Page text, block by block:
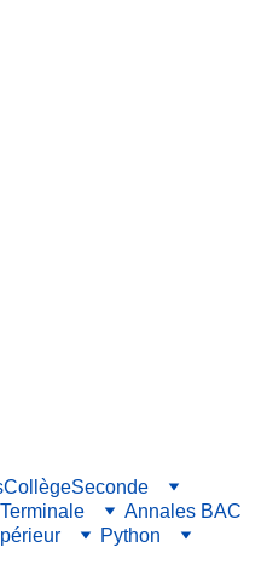
CollègeSeconde
Terminale
Annales BAC
Python